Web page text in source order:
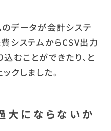
データが会計システ
システムからCSV出力
むことができたり、と
クしました。
大にならないか